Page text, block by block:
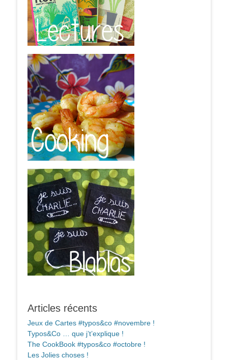
Articles récents
Jeux de Cartes #typos&co #novembre !
Typos&Co … que j’t’explique !
The CookBook #typos&co #octobre !
Les Jolies choses !